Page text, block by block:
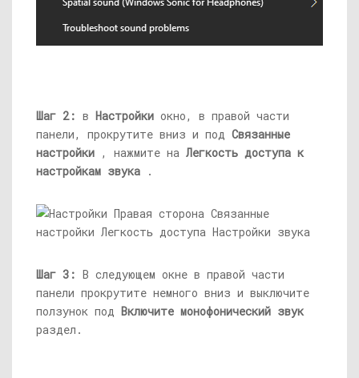
Шаг 2: в Настройки окно, в правой части
панели, прокрутите вниз и под Связанные
настройки , нажмите на Легкость доступа к
настройкам звука .
Шаг 3: В следующем окне в правой части
панели прокрутите немного вниз и выключите
ползунок под Включите монофонический звук
раздел.